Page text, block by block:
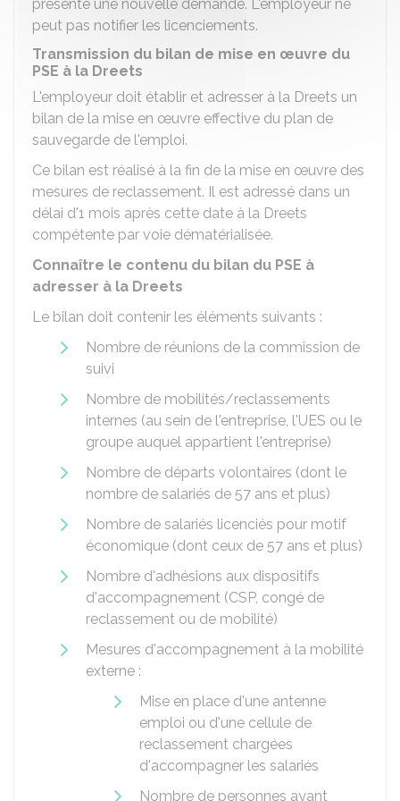
présente une nouvelle demande. L'employeur ne
peut pas notifier les licenciements.
Transmission du bilan de mise en œuvre du
PSE à la Dreets
L'employeur doit établir et adresser à la Dreets un
bilan de la mise en œuvre effective du plan de
sauvegarde de l'emploi.
Ce bilan est réalisé à la fin de la mise en œuvre des
mesures de reclassement. Il est adressé dans un
délai d'1 mois après cette date à la Dreets
compétente par voie dématérialisée.
Connaître le contenu du bilan du PSE à
adresser à la Dreets
Le bilan doit contenir les éléments suivants :
Nombre de réunions de la commission de
suivi
Nombre de mobilités/reclassements
internes (au sein de l'entreprise, l'UES ou le
groupe auquel appartient l'entreprise)
Nombre de départs volontaires (dont le
nombre de salariés de 57 ans et plus)
Nombre de salariés licenciés pour motif
économique (dont ceux de 57 ans et plus)
Nombre d'adhésions aux dispositifs
d'accompagnement (CSP, congé de
reclassement ou de mobilité)
Mesures d'accompagnement à la mobilité
externe :
Mise en place d'une antenne
emploi ou d'une cellule de
reclassement chargées
d'accompagner les salariés
Nombre de personnes ayant